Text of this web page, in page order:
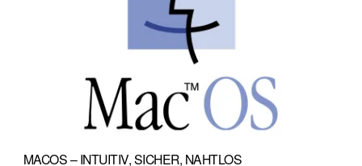
MACOS – INTUITIV, SICHER, NAHTLOS